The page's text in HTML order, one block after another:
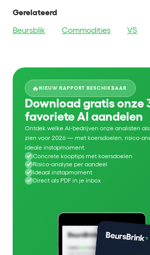
Gerelateerd
Beursblik
Commodities VS
🔥NIEUW RAPPORT BESCHIKBAAR
Download gratis onze
favoriete AI aandelen
Ontdek welke AI-bedrijven onze analisten
zien voor 2026 — met koersdoelen, risico-
ideale instapmoment.
Concrete kooptips met koersdoelen
Risico-analyse per aandeel
Ideaal instapmoment
Direct als PDF in je inbox